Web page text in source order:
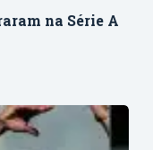
na Série A